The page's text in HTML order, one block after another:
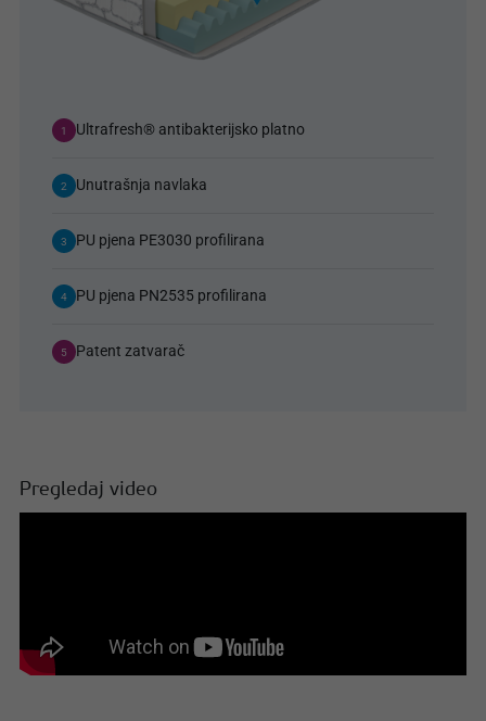
1 Ultrafresh® antibakterijsko platno
2 Unutrašnja navlaka
3 PU pjena PE3030 profilirana
4 PU pjena PN2535 profilirana
5 Patent zatvarač
Pregledaj video